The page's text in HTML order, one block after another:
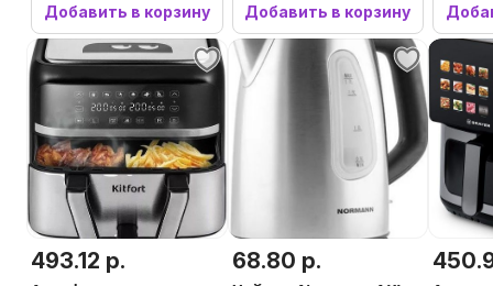
Добавить в корзину Добавить в корзину
493.12 р. 68.80 р.